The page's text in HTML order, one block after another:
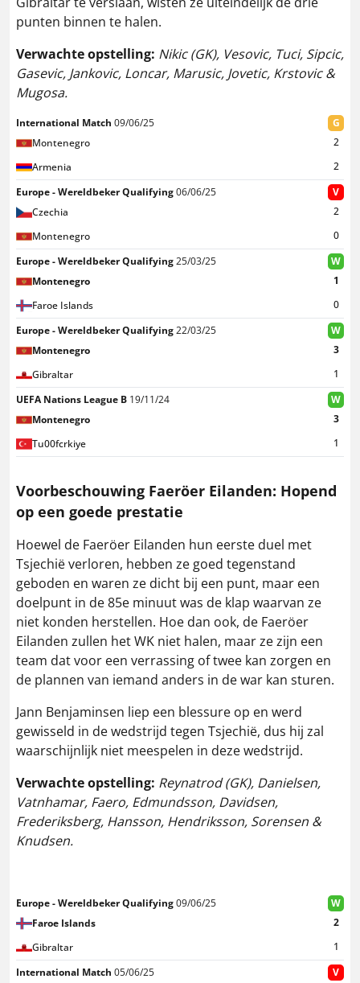
punten binnen te halen.
Verwachte opstelling: Nikic (GK), Vesovic, Tuci, Sipcic,
Gasevic, Jankovic, Loncar, Marusic, Jovetic, Krstovic &
Mugosa.
International Match 09/06/25 G
Armenia 2
Montenegro 2
Europe - Wereldbeker Qualifying06/06/25
V
Czechia
2
Montenegro
0
Europe - Wereldbeker Qualifying25/03/25 W
Faroe Islands 0
Montenegro 1
Europe - Wereldbeker Qualifying22/03/25 W
Gibraltar 1
Montenegro 3
UEFA Nations League B 19/11/24 W
Tu00fcrkiye 1
Montenegro 3
Voorbeschouwing Faeröer Eilanden: Hopend
op een goede prestatie
Hoewel de Faeröer Eilanden hun eerste duel met
Tsjechië verloren, hebben ze goed tegenstand
geboden en waren ze dicht bij een punt, maar een
doelpunt in de 85e minuut was de klap waarvan ze
niet konden herstellen. Hoe dan ook, de Faeröer
Eilanden zullen het WK niet halen, maar ze zijn een
team dat voor een verrassing of twee kan zorgen en
de plannen van iemand anders in de war kan sturen.
Jann Benjaminsen liep een blessure op en werd
gewisseld in de wedstrijd tegen Tsjechië, dus hij zal
waarschijnlijk niet meespelen in deze wedstrijd.
Verwachte opstelling: Reynatrod (GK), Danielsen,
Vatnhamar, Faero, Edmundsson, Davidsen,
Frederiksberg, Hansson, Hendriksson, Sorensen &
Knudsen.
Europe - Wereldbeker Qualifying09/06/25 W
Gibraltar 1
Faroe Islands 2
International Match 05/06/25 V